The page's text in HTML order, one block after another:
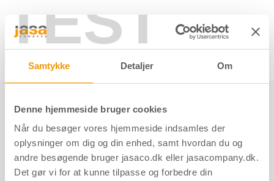
TEST
Samtykke Detaljer Om
Denne hjemmeside bruger cookies
Når du besøger vores hjemmeside indsamles der
oplysninger om dig og din enhed, samt hvordan du og
andre besøgende bruger jasaco.dk eller jasacompany.dk.
Det gør vi for at kunne tilpasse og forbedre din
Kasselåse
Kasselåse